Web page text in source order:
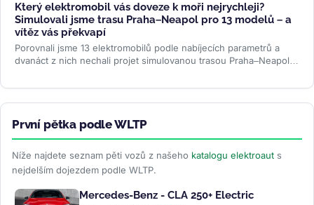
Který elektromobil vás doveze k moři nejrychleji?
Simulovali jsme trasu Praha–Neapol pro 13 modelů – a
vítěz vás překvapí
Porovnali jsme 13 elektromobilů podle nabíjecích parametrů a
dvanáct z nich nechali projet simulovanou trasou Praha–Neapol v
První pětka podle WLTP
Níže najdete seznam pěti vozů z našeho katalogu elektroaut s
nejdelším dojezdem podle WLTP.
Mercedes-Benz - CLA 250+ Electric